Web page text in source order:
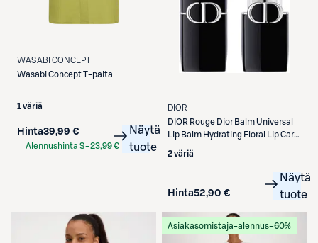
WASABI CONCEPT
Wasabi ConceptT-paita
1 väriä
Hinta39,99 €
Alennushinta S-23,99 €
Näytä
tuote
DIOR
DIOR Rouge Dior Balm Universal
Lip Balm Hydrating Floral Lip Care
2 väriä
Hinta52,90 €
Näytä
tuote
Asiakasomistaja-alennus−60%